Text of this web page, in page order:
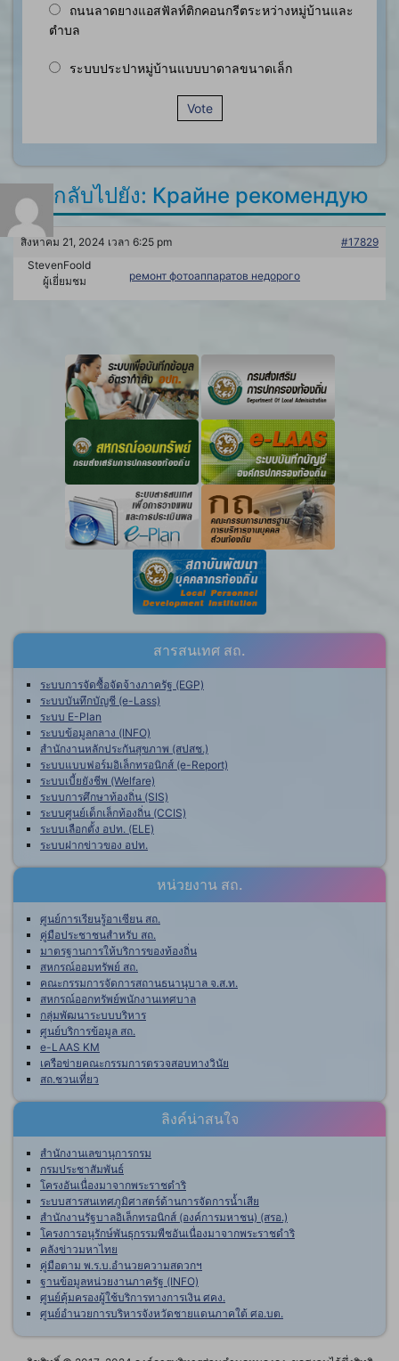
ถนนลาดยางแอสฟัลท์ติกคอนกรีตระหว่างหมู่บ้านและ
ตำบล
ระบบประปาหมู่บ้านแบบบาดาลขนาดเล็ก
Vote
ตอบกลับไปยัง: Крайне рекомендую
สิงหาคม 21, 2024 เวลา 6:25 pm
#17829
StevenFoold
ผู้เยี่ยมชม
ремонт фотоаппаратов недорого
สารสนเทศ สถ.
ระบบการจัดซื้อจัดจ้างภาครัฐ (EGP)
ระบบบันทึกบัญชี (e-Lass)
ระบบ E-Plan
ระบบข้อมูลกลาง (INFO)
สำนักงานหลักประกันสุขภาพ (สปสช.)
ระบบแบบฟอร์มอิเล็กทรอนิกส์ (e-Report)
ระบบเบี้ยยังชีพ (Welfare)
ระบบการศึกษาท้องถิ่น (SIS)
ระบบศูนย์เด็กเล็กท้องถิ่น (CCIS)
ระบบเลือกตั้ง อปท. (ELE)
ระบบฝากข่าวของ อปท.
หน่วยงาน สถ.
ศูนย์การเรียนรู้อาเซียน สถ.
คู่มือประชาชนสำหรับ สถ.
มาตรฐานการให้บริการของท้องถิ่น
สหกรณ์ออมทรัพย์ สถ.
คณะกรรมการจัดการสถานธนานุบาล จ.ส.ท.
สหกรณ์ออกทรัพย์พนักงานเทศบาล
กลุ่มพัฒนาระบบบริหาร
ศูนย์บริการข้อมูล สถ.
e-LAAS KM
เครือข่ายคณะกรรมการตรวจสอบทางวินัย
สถ.ชวนเที่ยว
ลิงค์น่าสนใจ
สำนักงานเลขานุการกรม
กรมประชาสัมพันธ์
โครงอันเนื่องมาจากพระราชดำริ
ระบบสารสนเทศภูมิศาสตร์ด้านการจัดการน้ำเสีย
สำนักงานรัฐบาลอิเล็กทรอนิกส์ (องค์การมหาชน) (สรอ.)
โครงการอนุรักษ์พันธุกรรมพืชอันเนื่องมาจากพระราชดำริ
คลังข่าวมหาไทย
คู่มือตาม พ.ร.บ.อำนวยความสดวกฯ
ฐานข้อมูลหน่วยงานภาครัฐ (INFO)
ศูนย์คุ้มครองผู้ใช้บริการทางการเงิน ศคง.
ศูนย์อำนวยการบริหารจังหวัดชายแดนภาคใต้ ศอ.บต.